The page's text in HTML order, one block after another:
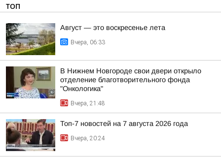
ТОП
Август — это воскресенье лета
Вчера, 06:33
В Нижнем Новгороде свои двери открыло
отделение благотворительного фонда
"Онкологика"
Вчера, 21:48
Топ-7 новостей на 7 августа 2026 года
Вчера, 20:24